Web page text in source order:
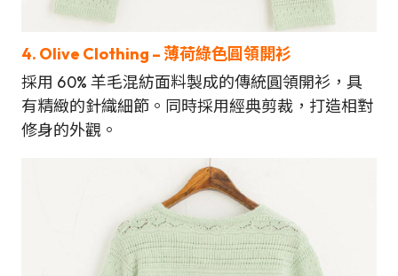
4. Olive Clothing – 薄荷綠色圓領開衫
採用 60% 羊毛混紡面料製成的傳統圓領開衫，具
有精緻的針織細節。同時採用經典剪裁，打造相對
修身的外觀。